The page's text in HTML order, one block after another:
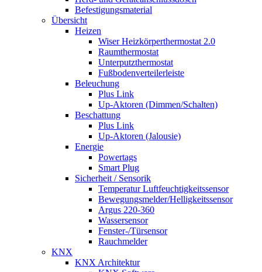
Befestigungsmaterial
Übersicht
Heizen
Wiser Heizkörperthermostat 2.0
Raumthermostat
Unterputzthermostat
Fußbodenverteilerleiste
Beleuchung
Plus Link
Up-Aktoren (Dimmen/Schalten)
Beschattung
Plus Link
Up-Aktoren (Jalousie)
Energie
Powertags
Smart Plug
Sicherheit / Sensorik
Temperatur Luftfeuchtigkeitssensor
Bewegungsmelder/Helligkeitssensor
Argus 220-360
Wassersensor
Fenster-/Türsensor
Rauchmelder
KNX
KNX Architektur